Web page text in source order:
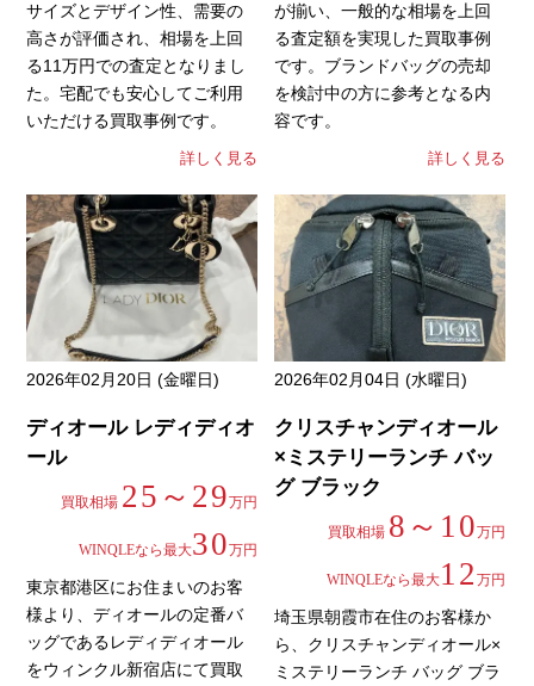
サイズとデザイン性、需要の
高さが評価され、相場を上回
る11万円での査定となりまし
た。宅配でも安心してご利用
いただける買取事例です。
詳しく見る
が揃い、一般的な相場を上回
る査定額を実現した買取事例
です。ブランドバッグの売却
を検討中の方に参考となる内
容です。
詳しく見る
2026年02月20日 (金曜日)
ディオール レディディオ
ール
買取相場 25～29万円
WINQLEなら最大30万円
東京都港区にお住まいのお客
様より、ディオールの定番バ
ッグであるレディディオール
をウィンクル新宿店にて買取
2026年02月04日 (水曜日)
クリスチャンディオール
×ミステリーランチ バッ
グ ブラック
買取相場 8～10万円
WINQLEなら最大12 万円
埼玉県朝霞市在住のお客様か
ら、クリスチャンディオール×
ミステリーランチ バッグ ブラ